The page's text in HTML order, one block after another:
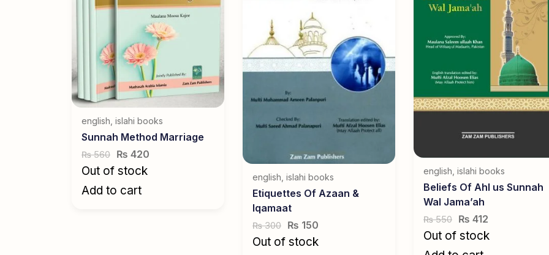
english islahi books
Sunnah Method Marriage
₨560 ₨ 420
Out of stock
Add to cart
english, islahi books
Etiquettes Of Azaan &
Iqamaat
₨300 ₨ 150
Out of stock
english islahi books
Beliefs Of Ahl us Sunnah
Wal Jama’ah
₨550 ₨ 412
Out of stock